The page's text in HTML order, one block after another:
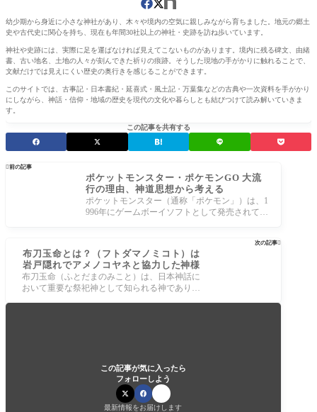
幼少期から身近に小さな神社があり、木々や境内の空気に親しみながら育ちました。地元の郷土
史や古代史に関心を持ち、現在も年間30社以上の神社・史跡を訪ね歩いています。
神社や史跡には、実際に足を運ばなければ見えてこないものがあります。境内に残る碑文、由緒
書、古い地名、土地の人々が刻んできた祈りの痕跡。そうした現地の手がかりに触れることで、
文献だけでは見えにくい歴史の奥行きを感じることができます。
このサイトでは、古事記・日本書紀・延喜式・風土記・万葉集などの古典や一次資料を手がかり
にしながら、神話・信仰・地域の歴史を現代の文化や暮らしとも結びつけて読み解いていきま
す。
この記事を共有する
前の記事
ポケットモンスター・ポケモンGO 大流
行の理由、神道思想から考える
ポケットモンスター（通称「ポケモン」）は、1
996年にゲームボーイソフトとして発売されて以
次の記事
布刀玉命とは？（フトダマノミコト）は
岩戸隠れでアメノコヤネと協力した神様
布刀玉命（ふとだまのみこと）は、日本神話に
おいて重要な祭祀神として知られる神であり、
この記事が気に入ったら
フォローしよう
最新情報をお届けします